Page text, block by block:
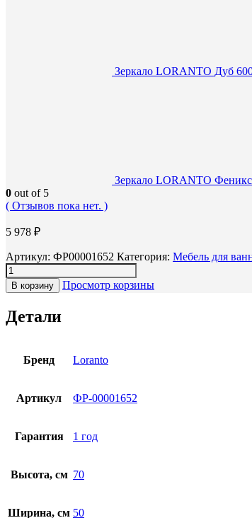
Зеркало LORANTO Дуб
Зеркало LORANTO
0 out of 5
( Отзывов пока нет. )
5 978 ₽
Артикул: ФР00001652 Категория: Мебель для
В корзину Просмотр корзины
Детали
Бренд Loranto
Артикул ФР-00001652
Гарантия 1 год
Высота, см 70
Ширина, см 50